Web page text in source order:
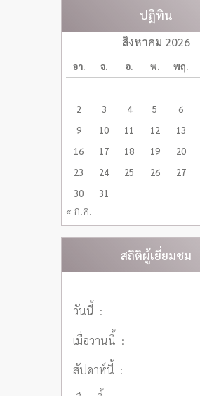
ปฏิทิน
สิงหาคม 2026
อา. จ. อ. พ. พฤ.
2
3 4 5 6
9
10 11 12 13
16
17 18 19 20
23
24 25 26 27
30
31
« ก.ค.
สถิติผู้เยี่ยมชม
วันนี้ :
เมื่อวานนี้ :
สัปดาห์นี้ :